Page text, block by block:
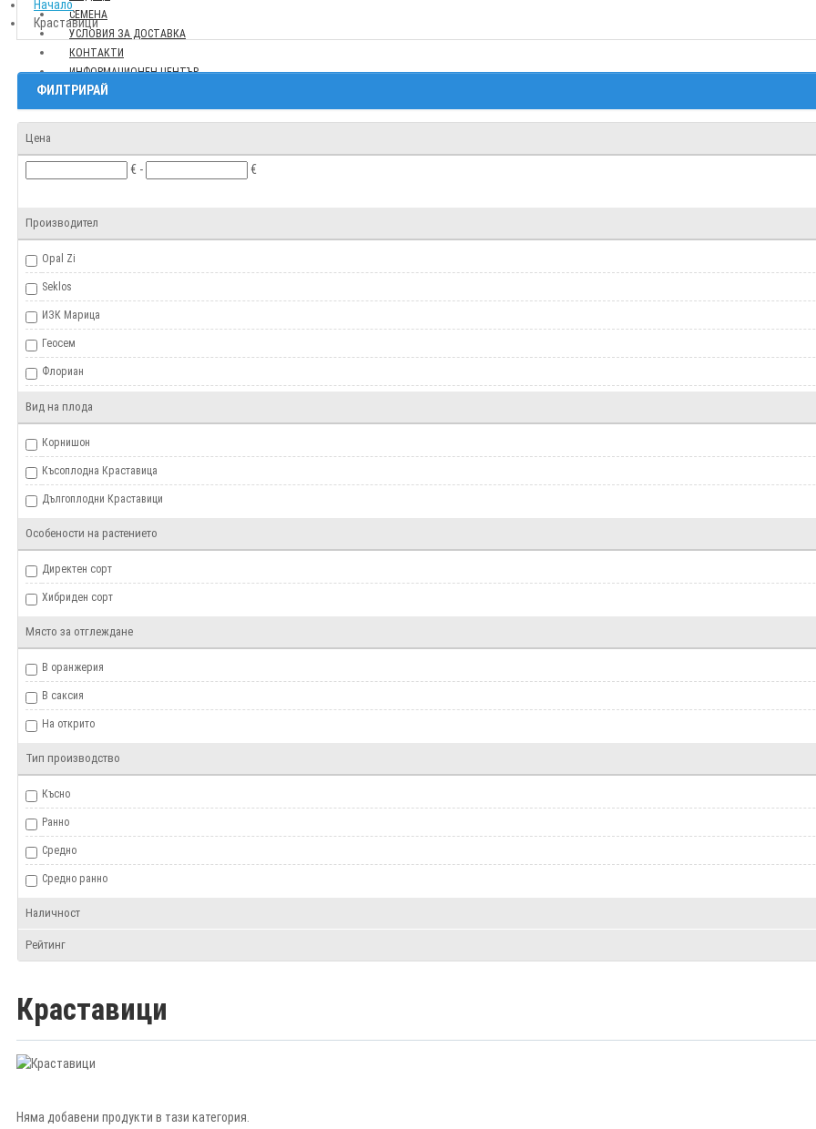
СЕМЕНА
УСЛОВИЯ ЗА ДОСТАВКА
КОНТАКТИ
ИНФОРМАЦИОНЕН ЦЕНТЪР
Начало
Краставици
ФИЛТРИРАЙ
Цена
€ - €
Производител
Opal Zi
Seklos
ИЗК Марица
Геосем
Флориан
Hortus
Superior
bejo
TOKITA
Вид на плода
Корнишон
Късоплодна Краставица
Дългоплодни Краставици
Особености на растението
Директен сорт
Хибриден сорт
Място за отглеждане
В оранжерия
В саксия
На открито
Тип производство
Късно
Ранно
Средно
Средно ранно
Наличност
Рейтинг
Краставици
Няма добавени продукти в тази категория.